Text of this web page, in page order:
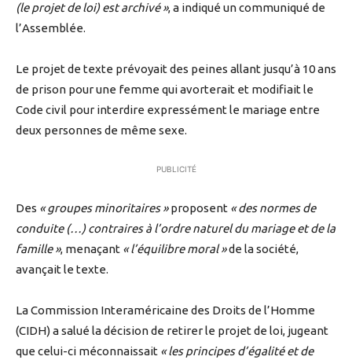
(le projet de loi) est archivé », a indiqué un communiqué de
l’Assemblée.
Le projet de texte prévoyait des peines allant jusqu’à 10 ans
de prison pour une femme qui avorterait et modifiait le
Code civil pour interdire expressément le mariage entre
deux personnes de même sexe.
PUBLICITÉ
Des « groupes minoritaires »proposent « des normes de
conduite (…) contraires à l’ordre naturel du mariage et de la
famille », menaçant « l’équilibre moral »de la société,
avançait le texte.
La Commission Interaméricaine des Droits de l’Homme
(CIDH) a salué la décision de retirer le projet de loi, jugeant
que celui-ci méconnaissait « les principes d’égalité et de